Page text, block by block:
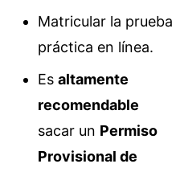
Matricular la prueba
práctica en línea.
Es altamente
recomendable
sacar un Permiso
Provisional de